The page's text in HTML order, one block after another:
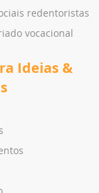
redentoristas
vocacional
Ideias &